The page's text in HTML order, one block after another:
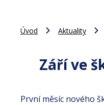
Úvod Aktuality
Září ve
První měsíc nového